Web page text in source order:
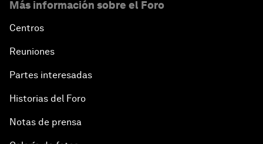
Más información sobre el Foro
Centros
Reuniones
Partes interesadas
Historias del Foro
Notas de prensa